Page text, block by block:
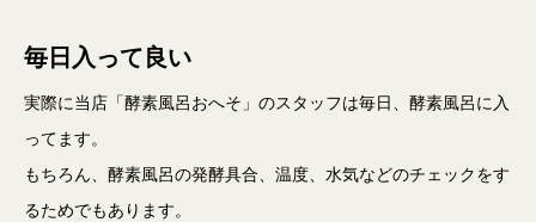
毎日入って良い
実際に当店「酵素風呂おへそ」のスタッフは毎日、酵素風呂に入
ってます。
もちろん、酵素風呂の発酵具合、温度、水気などのチェックをす
るためでもあります。